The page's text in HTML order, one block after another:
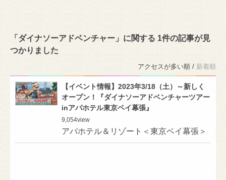
「ダイナソーアドベンチャー」に関する 1件の記事が見
つかりました
アクセスが多い順 / 新着順
【イベント情報】2023年3/18（土）～新しく
オープン！『ダイナソーアドベンチャーツアー
inアパホテル東京ベイ幕張』
9,054view
アパホテル＆リゾート＜東京ベイ幕張＞